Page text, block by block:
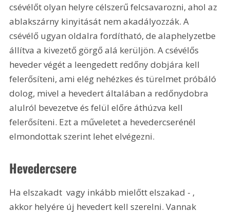
csévélőt olyan helyre célszerű felcsavarozni, ahol az
ablakszárny kinyitását nem akadályozzák. A
csévélő ugyan oldalra fordítható, de alaphelyzetbe
állítva a kivezető görgő alá kerüljön. A csévélős
heveder végét a leengedett redőny dobjára kell
felerősíteni, ami elég nehézkes és türelmet próbáló
dolog, mivel a hevedert általában a redőnydobra
alulról bevezetve és felül előre áthúzva kell
felerősíteni. Ezt a műveletet a hevedercserénél
elmondottak szerint lehet elvégezni.
Hevedercsere
Ha elszakadt  vagy inkább mielőtt elszakad - ,
akkor helyére új hevedert kell szerelni. Vannak